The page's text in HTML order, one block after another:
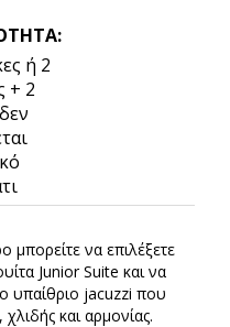
ή 2
+ 2
να επιλέξετε
Junior Suite και να
υπαίθριο jacuzzi που
και αρμονίας.